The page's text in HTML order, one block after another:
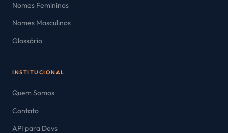
Nomes Femininos
Nomes Masculinos
Glossário
INSTITUCIONAL
Quem Somos
Contato
API para Devs